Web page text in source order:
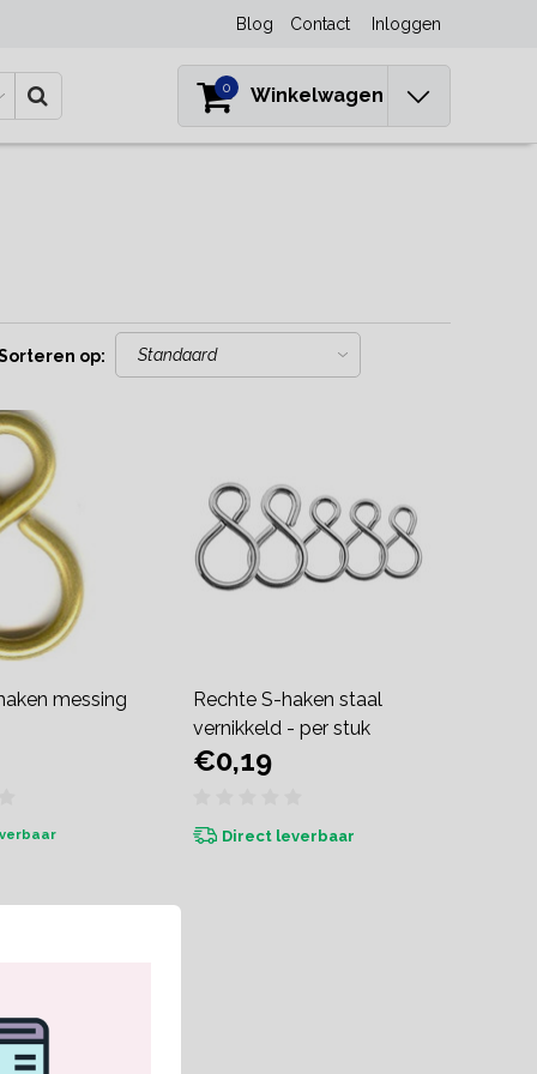
Blog Contact Inloggen
0 Winkelwagen
op:
messing
Rechte S-haken staal
vernikkeld - per stuk
€0,19
Direct leverbaar